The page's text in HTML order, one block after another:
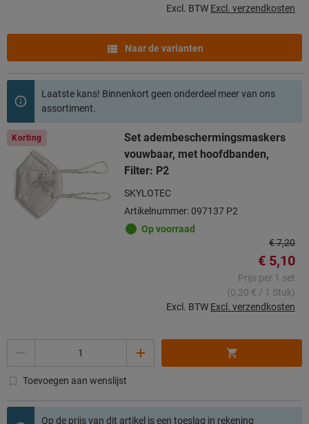
Excl. BTW Excl. verzendkosten
Naar de varianten
Laatste kans! Binnenkort geen onderdeel meer van ons
assortiment.
Korting
Set adembeschermingsmaskers
vouwbaar, met hoofdbanden,
Filter: P2
SKYLOTEC
Artikelnummer: 097137 P2
Op voorraad
€ 7,20
€ 5,10
Prijs per 1 set
(0,20 € / 1 Stuk)
Excl. BTW Excl. verzendkosten
Toevoegen aan wenslijst
Op de prijs van dit artikel is een toeslag in rekening